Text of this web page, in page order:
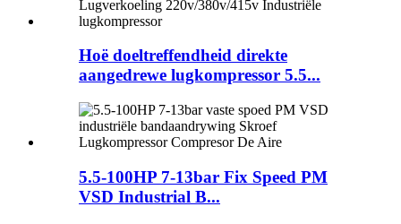
Hoë doeltreffendheid direkte
aangedrewe lugkompressor 5.5...
5.5-100HP 7-13bar Fix Speed ​​PM
VSD Industrial B...